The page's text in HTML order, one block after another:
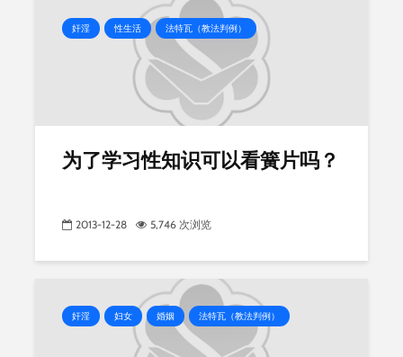
奸淫 性生活 法特瓦（教法判例）
为了学习性知识可以看簧片吗？
2013-12-28 5,746 次浏览
奸淫 妇女 婚姻 法特瓦（教法判例）